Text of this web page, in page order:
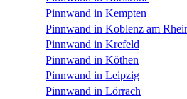
Pinnwand in Kempten
Pinnwand in Koblenz am
Pinnwand in Krefeld
Pinnwand in Köthen
Pinnwand in Leipzig
Pinnwand in Lörrach